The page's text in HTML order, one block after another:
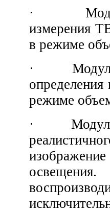
· Модуль
измерения
в режиме
· Модуль
режиме
· Модуль
освещения.